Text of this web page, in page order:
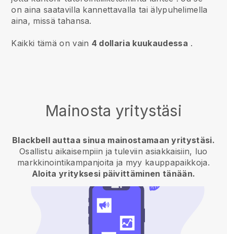
on aina saatavilla kannettavalla tai älypuhelimella
aina, missä tahansa.
Kaikki tämä on vain 4 dollaria kuukaudessa .
Mainosta yritystäsi
Blackbell auttaa sinua mainostamaan yritystäsi.
Osallistu aikaisempiin ja tuleviin asiakkaisiin, luo
markkinointikampanjoita ja myy kauppapaikkoja.
Aloita yrityksesi päivittäminen tänään.